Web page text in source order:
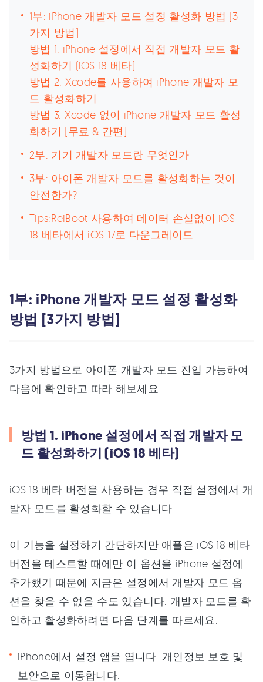
1부: iPhone 개발자 모드 설정 활성화 방법 [3
가지 방법]
방법 1. iPhone 설정에서 직접 개발자 모드 활
성화하기 (iOS 18 베타)
방법 2. Xcode를 사용하여 iPhone 개발자 모
드 활성화하기
방법 3. Xcode 없이 iPhone 개발자 모드 활성
화하기 [무료 & 간편]
2부: 기기 개발자 모드란 무엇인가
3부: 아이폰 개발자 모드를 활성화하는 것이
안전한가?
Tips:ReiBoot 사용하여 데이터 손실없이 iOS
18 베타에서 iOS 17로 다운그레이드
1부: iPhone 개발자 모드 설정 활성화
방법 [3가지 방법]
3가지 방법으로 아이폰 개발자 모드 진입 가능하여
다음에 확인하고 따라 해보세요.
방법 1. iPhone 설정에서 직접 개발자 모
드 활성화하기 (iOS 18 베타)
iOS 18 베타 버전을 사용하는 경우 직접 설정에서 개
발자 모드를 활성화할 수 있습니다.
이 기능을 설정하기 간단하지만 애플은 iOS 18 베타
버전을 테스트할 때에만 이 옵션을 iPhone 설정에
추가했기 때문에 지금은 설정에서 개발자 모드 옵
션을 찾을 수 없을 수도 있습니다. 개발자 모드를 확
인하고 활성화하려면 다음 단계를 따르세요.
iPhone에서 설정 앱을 엽니다. 개인정보 보호 및
보안으로 이동합니다.